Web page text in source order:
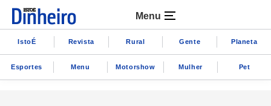
Menu
IstoÉ Revista Rural Gente Planeta
Esportes Menu Motorshow Mulher Pet